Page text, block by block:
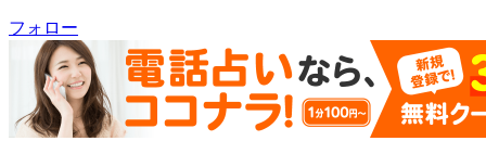
フォロー